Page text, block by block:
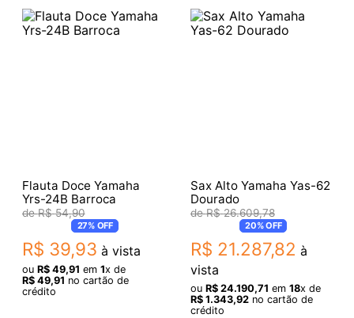
Flauta Doce Yamaha
Yrs-24B Barroca
R$ 54,90
27%OFF
R$ 39,93 à vista
ou R$ 49,91 em 1x de
R$ 49,91 no cartão de
crédito
Sax Alto Yamaha Yas-62
Dourado
R$ 26.609,78
20%OFF
R$ 21.287,82 à
vista
ou R$ 24.190,71 em 18x de
R$ 1.343,92no cartão de
crédito